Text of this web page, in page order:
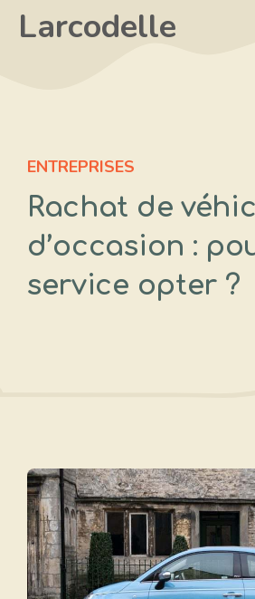
AllerLarcodelle
ENTREPRISES
Rachat de
d’occasion :
service opter ?